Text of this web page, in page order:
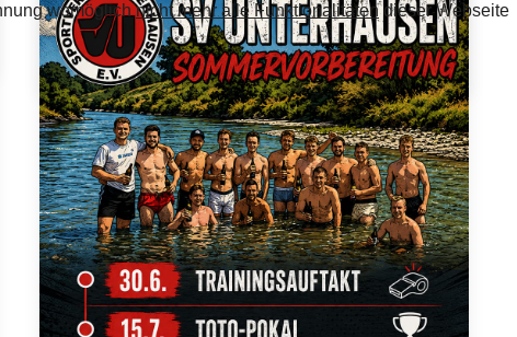
...
Details
womöglichnicht mehr alle Funktionalitätendieser Webseite